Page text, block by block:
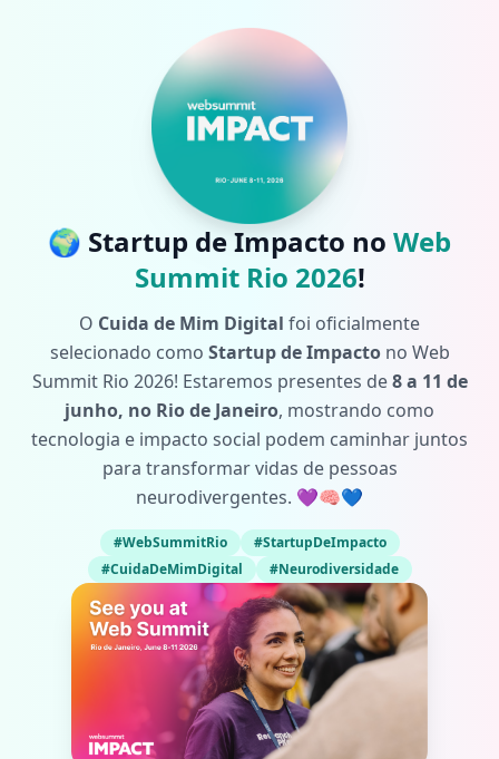
🌍 Startup de Impacto no Web
Summit Rio 2026!
O Cuida de Mim Digital foi oficialmente
selecionado como Startup de Impactono Web
Summit Rio 2026! Estaremos presentes de8 a 11 de
junho, no Rio de Janeiro, mostrando como
tecnologia e impacto social podem caminhar juntos
para transformar vidas de pessoas
neurodivergentes. 💜🧠💙
#WebSummitRio
#StartupDeImpacto
#CuidaDeMimDigital
#Neurodiversidade